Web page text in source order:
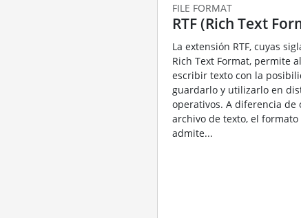
FILE FORMAT
RTF (Rich Text
La extensión RTF, cuyas
Rich Text Format, permite
escribir texto con la
guardarlo y utilizarlo en
operativos. A diferencia de
archivo de texto, el formato
admite...